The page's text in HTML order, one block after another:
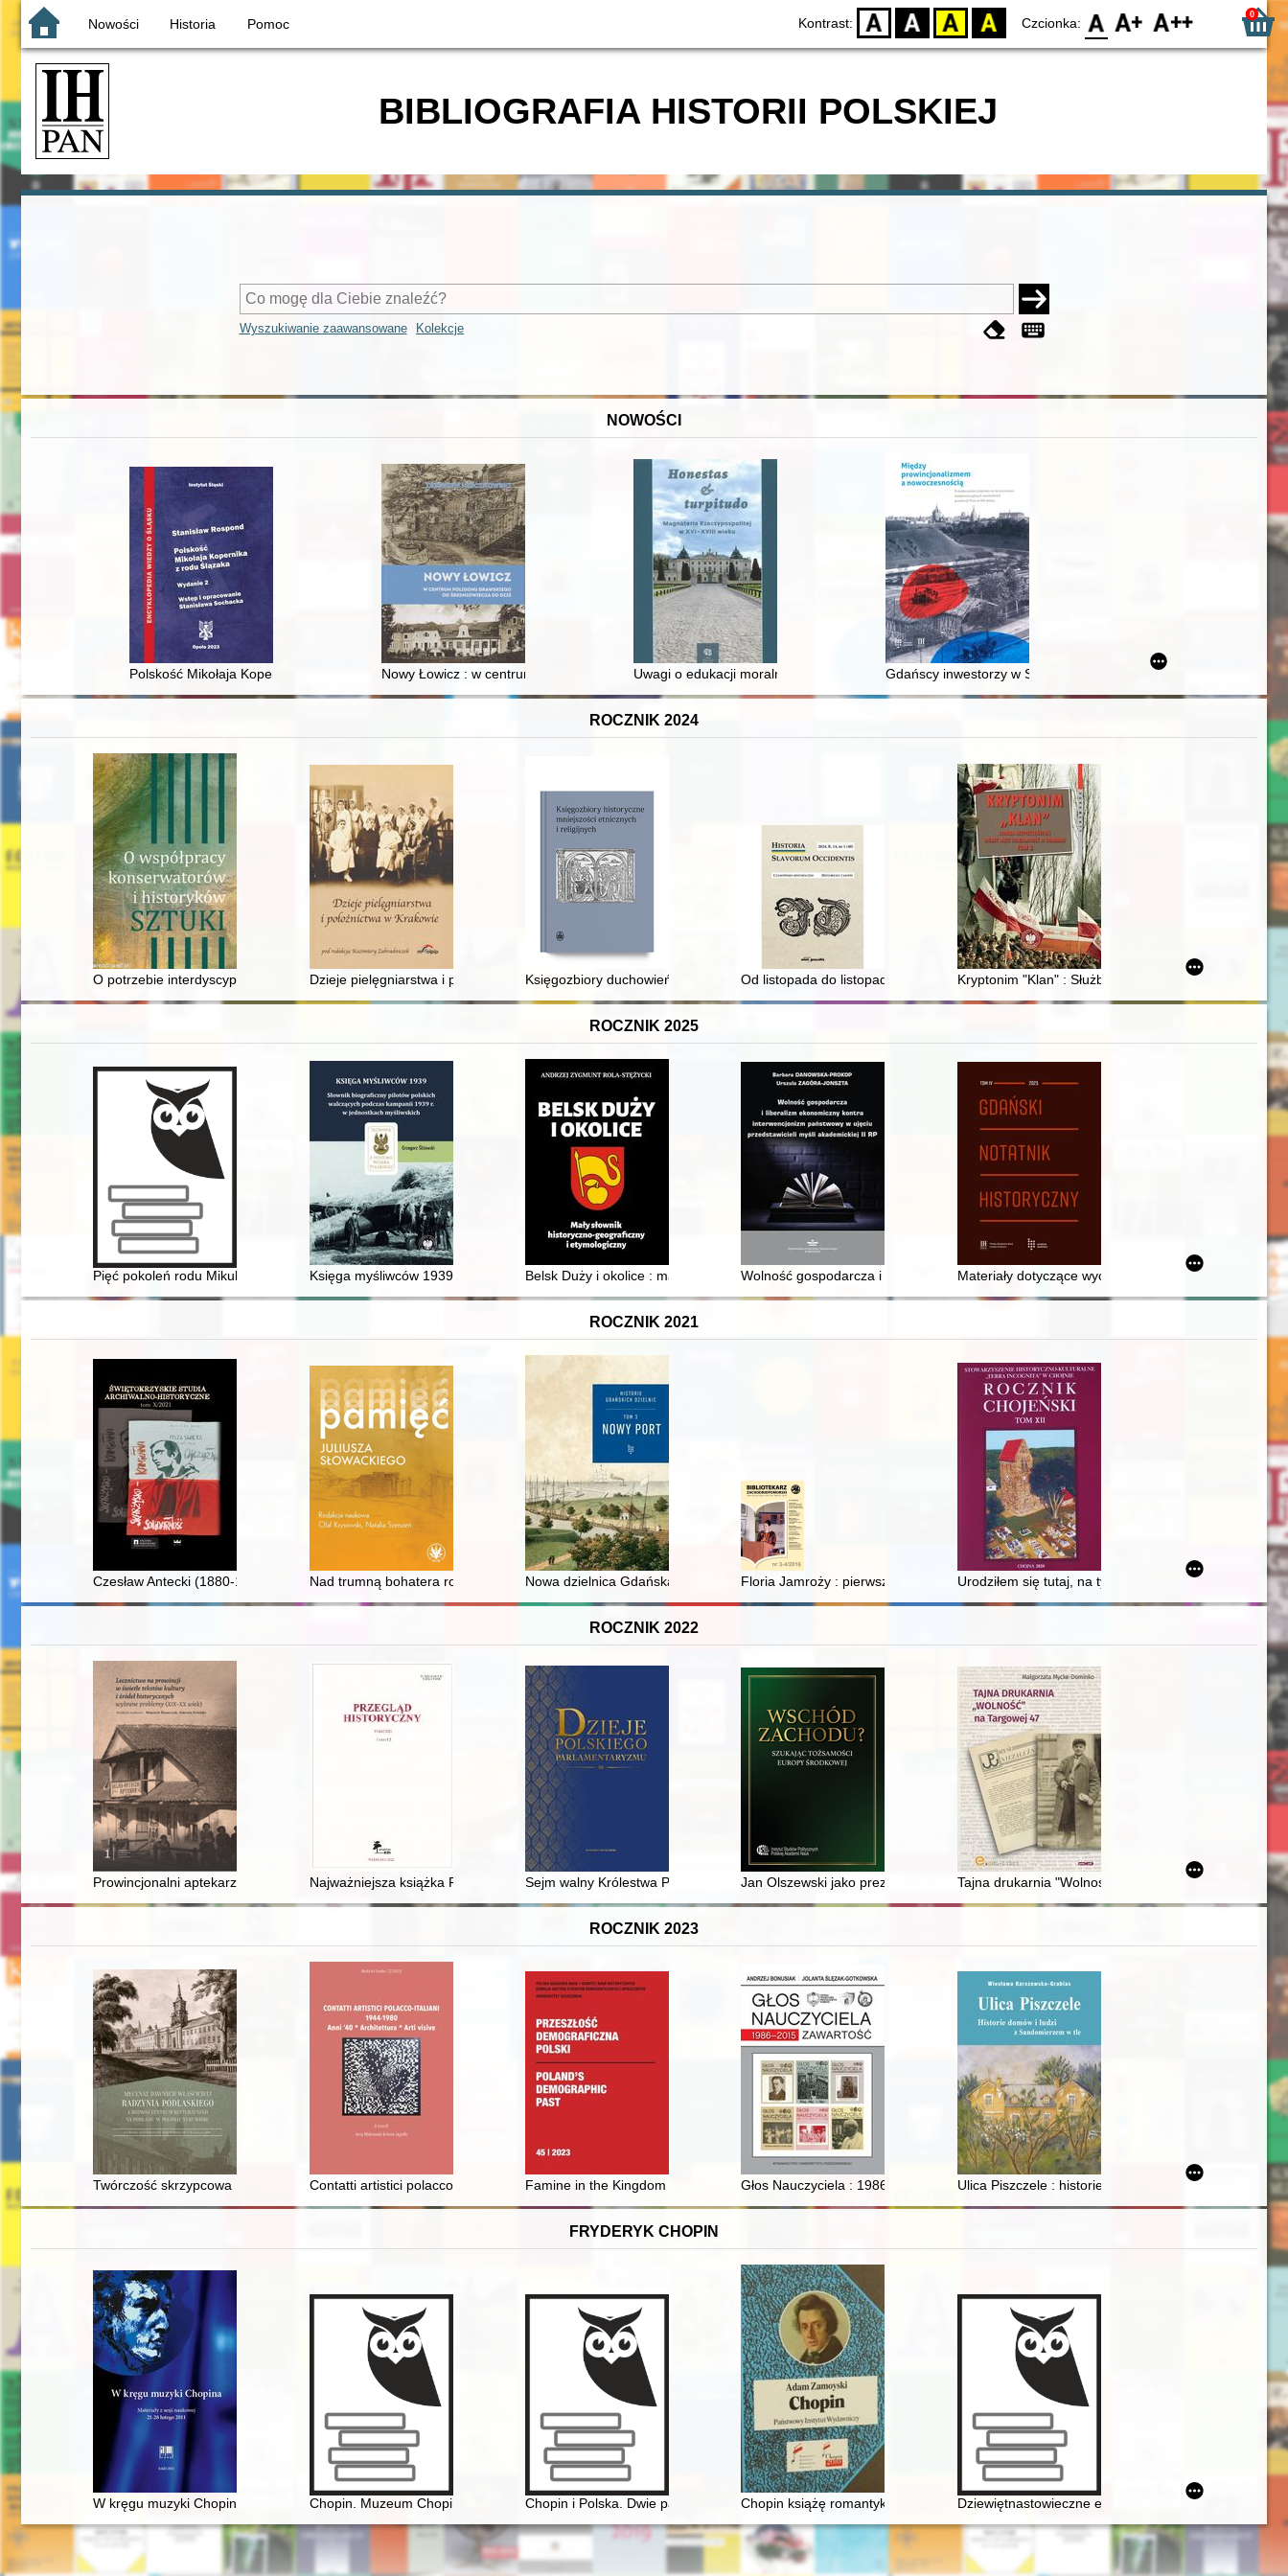
Nowości Historia Pomoc Kontrast: D BW YB BY Czcionka: F0 F1 F2 0
BIBLIOGRAFIA HISTORII POLSKIEJ
Wyszukiwanie zaawansowane Kolekcje
NOWOŚCI
Polskość Mikołaja Kopernika z rodu ŚlązakaNowy Łowicz : w centrum poligonu drawskiego od średniowiecza do dziśUwagi o edukacji moralnej synów szlacheckich w XVI-wiecznej Rzeczypospolitej
Gdańscy inwestorzy w Sopocie : prestiż finansowy i towarzyski
ROCZNIK 2024
O potrzebie interdyscyplinarnych badań i współpracy na przykładzie konserwacji kościoła pw. św. Mikołaja w Skrzydlnej
Dzieje pielęgniarstwa i położnictwa w KrakowieKsięgozbiory duchowieństwa ormiańskiego w Dziale Starych Druków Zakładu Narodowego im. Ossolińskich we Wrocławiu :
Od listopada do listopada : monarchii habsburskiej i Polaków wzajemne rozstawanie
Kryptonim "Klan" : Służba Bezpieczeństwa wobec
ROCZNIK 2025
Pięć pokoleń rodu Mikulskich. T. 1 Księga myśliwców 1939 : słownik biograficzny pilotów polskich walczących podczas kampanii 1939 r. w jednostkach myśliwskich
Belsk Duży i okolice : mały słownik historyczno-geograficzny i etymologiczny
Wolność gospodarcza i liberalizm ekonomiczny kontra interwencjonizm państwowy w
Materiały dotyczące wychodźstwa z terenu powiatu
ROCZNIK 2021
Czesław Antecki (1880-1932) : szkic biograficznyNad trumną bohatera romantycznegoNowa dzielnica Gdańska : radykalne plany przebudowy Nowego Portu i projekty zrealizowane po roku 1945
Floria Jamroży : pierwsza bibliotekarka w IńskuUrodziłem się tutaj, na tych ziemiach
ROCZNIK 2022
Prowincjonalni aptekarze w świetle "Pigularza" Wacława Gąsiorowskiego : (XIX/XX w.)
Najważniejsza książka PRL : "Siedem polskich grzechów głównych" i spory ideowe lat sześćdziesiątych
Sejm walny Królestwa Polskiego w XV-XVI wiekuJan Olszewski jako prezes Rady MinistrówTajna drukarnia "Wolność" na Targowej 47
ROCZNIK 2023
Twórczość skrzypcowa Karola Lipińskiego - konglomerat form i gatunków klasyczno-romantycznych
Contatti artistici polacco-italiani 1944-1980Famine in the Kingdom of Poland in the mid-19th century, exemplified by the Augustów Governorate = Głód w Królestwie
Głos Nauczyciela : 1986-2015 : zawartośćUlica Piszczele : historie domów i ludzi z
FRYDERYK CHOPIN
W kręgu muzyki Chopina. Materiały z sesji naukowej 21-28 lutego 2011 roku
Chopin. Muzeum Chopina. Chopin MuseumChopin i Polska. Dwie pasje życia Gastona Belotti [1920-1985]
Chopin książę romantyków Dziewiętnastowieczne edycje dzieł Fryderyka